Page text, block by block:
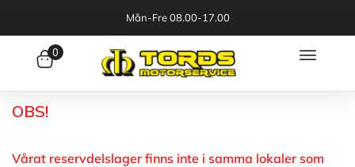
Mån-Fre 08.00-17.00
0
OBS!
Vårat reservdelslager finns inte i samma lokaler som